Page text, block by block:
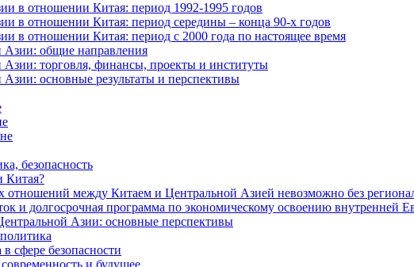
в отношении Китая: период 1992-1995 годов
в отношении Китая: период середины – конца 90-х годов
в отношении Китая: период с 2000 года по настоящее время
Азии: общие направления
торговля, финансы, проекты и институты
основные результаты и перспективы
безопасность
Китая?
между Китаем и Центральной Азией невозможно без
и долгосрочная программа по экономическому освоению внутренней
Азии: основные перспективы
сфере безопасности
и будущее